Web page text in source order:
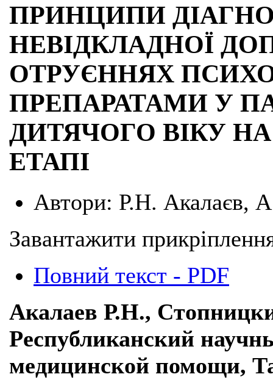
ПРИНЦИПИ
НЕВІДКЛАДНОЇ
ОТРУЄННЯХ
ПРЕПАРАТАМИ У
ДИТЯЧОГО ВІКУ
ЕТАПІ
Автори: Р.Н. Акалаєв,
Завантажити
Повний текст - PDF
Акалаев Р.Н.,
Республиканский
медицинской помощи,